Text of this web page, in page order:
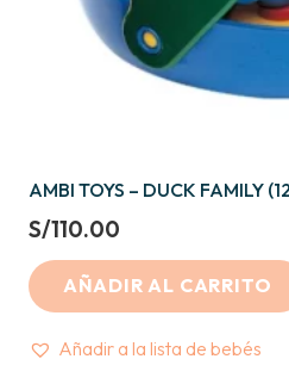
AMBI TOYS – DUCK FAMILY
S/110.00
AÑADIR AL CARRITO
Añadir a la lista de bebés